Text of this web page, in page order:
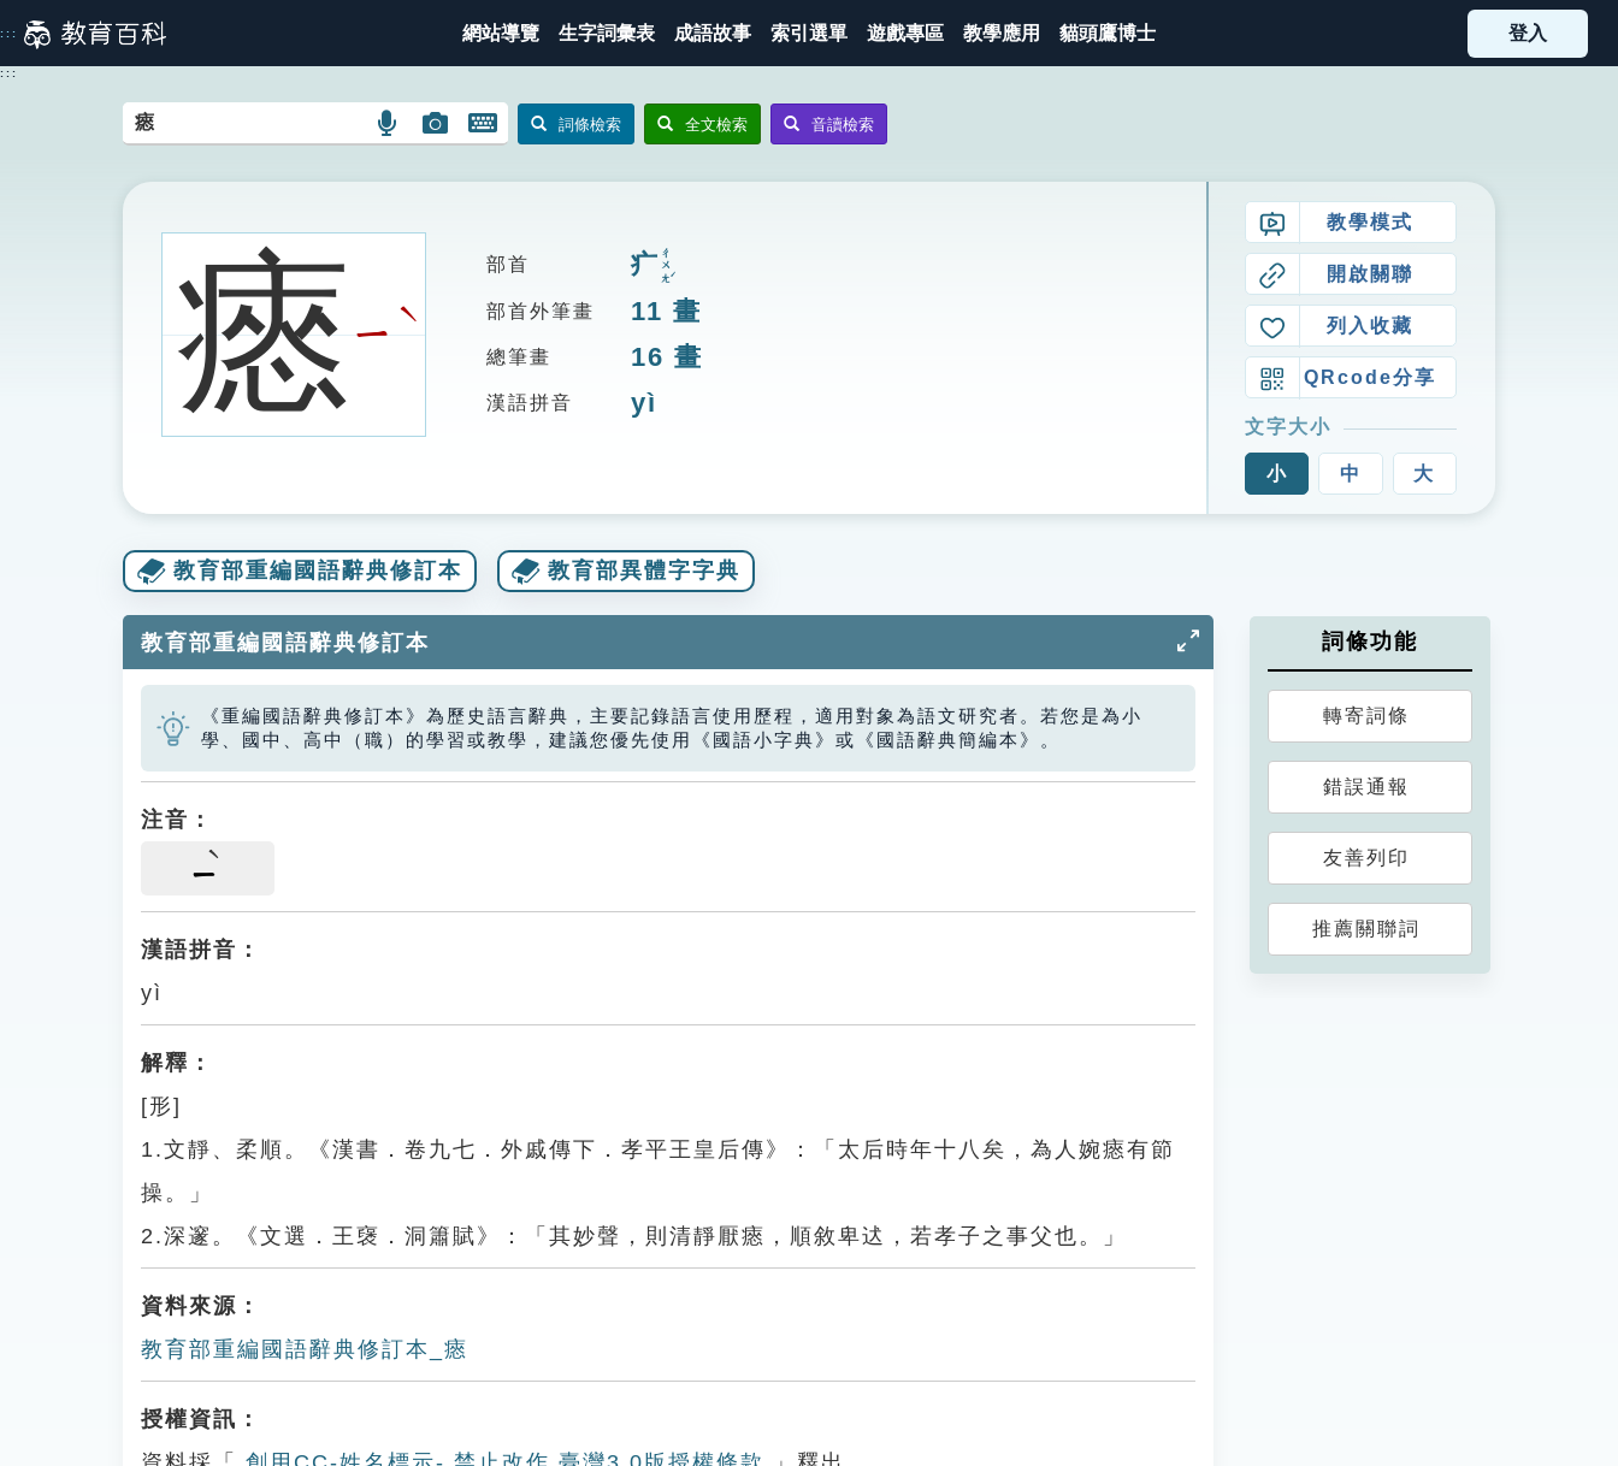
到
主
::: 網站導覽 生字詞彙表 成語故事 索引選單 遊戲專區 教學應用 貓頭鷹博士 登入
:::
語
搜
圖
圖
搜
開
鍵
示
詞條檢索 全文檢索 音讀檢索
瘱ㄧ
ˋ
部首 疒ㄔㄨㄤˊ
部首外筆畫 11 畫
總筆畫 16 畫
漢語拼音 yì
教學模式
開啟關聯
列入收藏
QRcode分享
文字大小
小 中 大
教育部重編國語辭典修訂本 教育部異體字字典
教育部重編國語辭典修訂本
《重編國語辭典修訂本》為歷史語言辭典，主要記錄語言使用歷程，適用對象為語文研究者。若您是為小
學、國中、高中（職）的學習或教學，建議您優先使用《國語小字典》或《國語辭典簡編本》。
注音：
ㄧ
漢語拼音：
yì
解釋：
[形]
1.文靜、柔順。《漢書．卷九七．外戚傳下．孝平王皇后傳》：「太后時年十八矣，為人婉瘱有節
操。」
2.深邃。《文選．王襃．洞簫賦》：「其妙聲，則清靜厭瘱，順敘卑迖，若孝子之事父也。」
資料來源：
教育部重編國語辭典修訂本_瘱
授權資訊：
詞條功能
轉寄詞條
錯誤通報
友善列印
推薦關聯詞